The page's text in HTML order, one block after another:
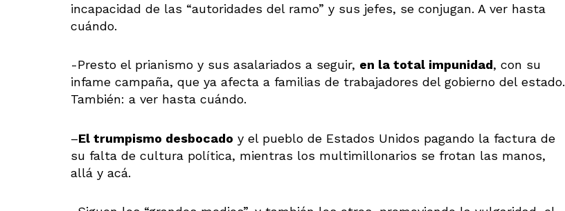
incapacidad de las “autoridades del ramo” y sus jefes, se conjugan. A ver hasta
cuándo.
-Presto el prianismo y sus asalariados a seguir, en la total impunidad, con su
infame campaña, que ya afecta a familias de trabajadores del gobierno del estado.
También: a ver hasta cuándo.
–El trumpismo desbocado y el pueblo de Estados Unidos pagando la factura de
su falta de cultura política, mientras los multimillonarios se frotan las manos,
allá y acá.